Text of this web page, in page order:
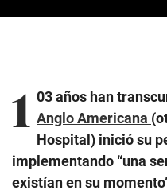
1 03 años han
Anglo Americana
Hospital) inició su
implementando “una
existían en su